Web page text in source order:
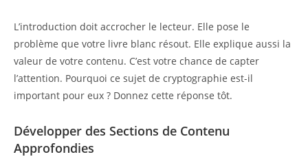
L’introduction doit accrocher le lecteur. Elle pose le
problème que votre livre blanc résout. Elle explique aussi la
valeur de votre contenu. C’est votre chance de capter
l’attention. Pourquoi ce sujet de cryptographie est-il
important pour eux ? Donnez cette réponse tôt.
Développer des Sections de Contenu
Approfondies